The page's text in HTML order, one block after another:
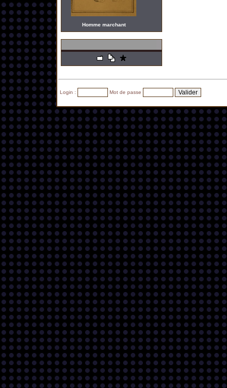
Homme marchant
Login : Mot de passe